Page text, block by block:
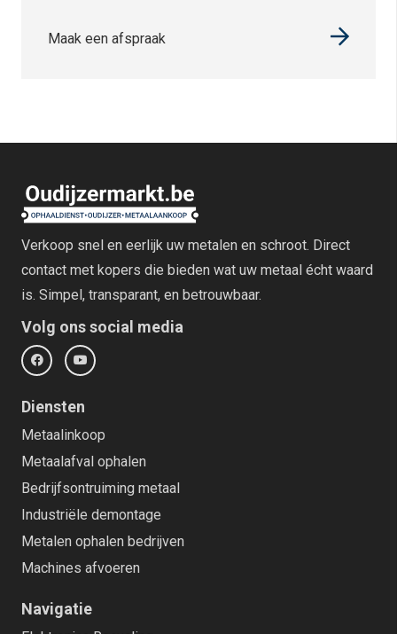
Maak een afspraak
Verkoop snel en eerlijk uw metalen en schroot. Direct
contact met kopers die bieden wat uw metaal écht waard
is. Simpel, transparant, en betrouwbaar.
Volg ons social media
Diensten
Metaalinkoop
Metaalafval ophalen
Bedrijfsontruiming metaal
Industriële demontage
Metalen ophalen bedrijven
Machines afvoeren
Navigatie